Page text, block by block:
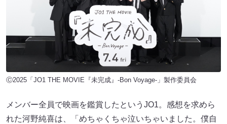
Ⓒ2025「JO1 THE MOVIE『未完成』-Bon Voyage-」製作委員会
メンバー全員で映画を鑑賞したというJO1。感想を求めら
れた河野純喜は、「めちゃくちゃ泣いちゃいました。僕自